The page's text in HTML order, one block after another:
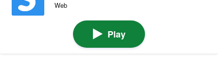
Web
Play